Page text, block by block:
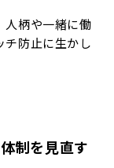
人柄や一緒に働
チ防止に生かし
制を見直す